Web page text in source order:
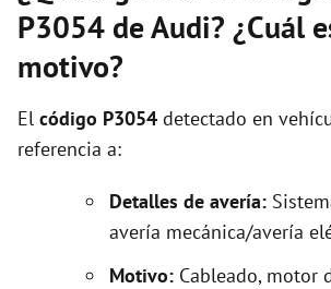
P3054 de Audi? ¿Cuál
motivo?
El código P3054 detectado en
referencia a:
Detalles de avería:
avería mecánica/avería
Motivo: Cableado, motor